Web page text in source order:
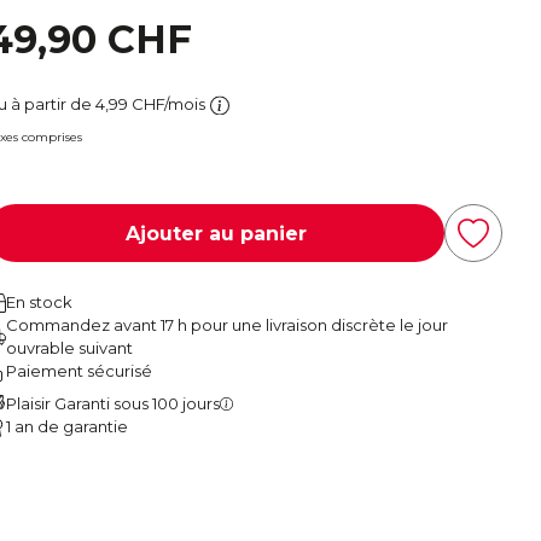
CHF
à partir de 4,99 CHF/mois
comprises
Ajouter au panier
En stock
Commandez avant 17 h pour une livraison discrète le jour
ouvrable suivant
Paiement sécurisé
Plaisir Garanti sous 100 jours
1 an de garantie